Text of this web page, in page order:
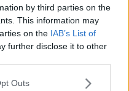
by third parties on the
This information may
on the IAB’s List of
further disclose it to other
Outs